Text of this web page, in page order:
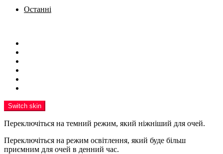
Останні
Switch skin
Переключіться на темний режим, який ніжніший для очей.
Переключіться на режим освітлення, який буде більш
приємним для очей в денний час.